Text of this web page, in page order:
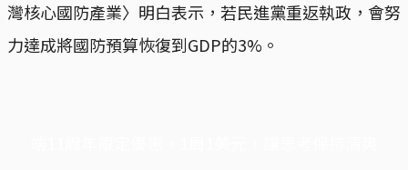
灣核心國防產業〉明白表示，若民進黨重返執政，會努
力達成將國防預算恢復到GDP的3%。